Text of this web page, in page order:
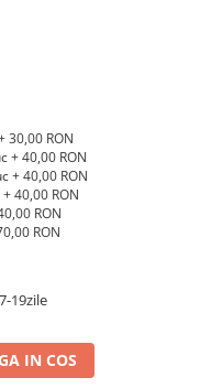
30,00 RON
+ 40,00 RON
+ 40,00 RON
40,00 RON
RON
RON
19zile
IN COS